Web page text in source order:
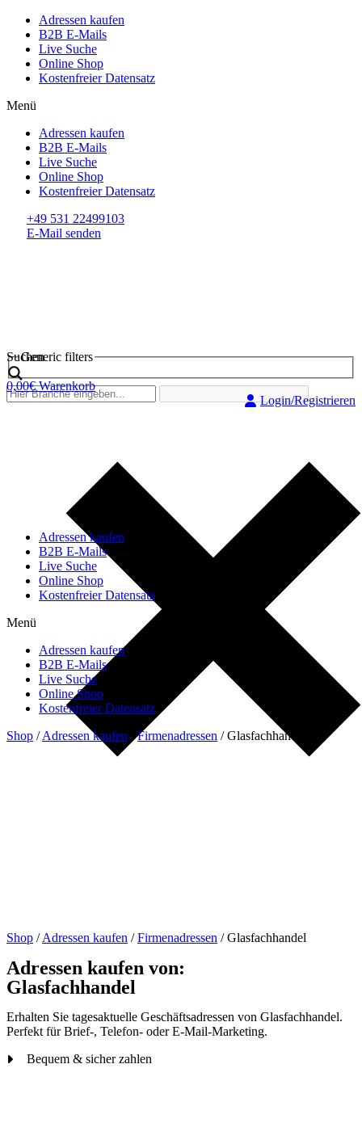
Adressen kaufen
B2B E-Mails
Live Suche
Online Shop
Kostenfreier Datensatz
Menü
Adressen kaufen
B2B E-Mails
Live Suche
Online Shop
Kostenfreier Datensatz
+49 531 22499103
E-Mail senden
Suchen
Generic filters
0,00€ Warenkorb
Login/Registrieren
Adressen kaufen
B2B E-Mails
Live Suche
Online Shop
Kostenfreier Datensatz
Menü
Adressen kaufen
B2B E-Mails
Live Suche
Online Shop
Kostenfreier Datensatz
Shop /Adressen kaufen /Firmenadressen /Glasfachhandel
Shop /Adressen kaufen /Firmenadressen /Glasfachhandel
Adressen kaufen von:
Glasfachhandel
Erhalten Sie tagesaktuelle Geschäftsadressen von Glasfachhandel.
Perfekt für Brief-, Telefon- oder E-Mail-Marketing.
Bequem & sicher zahlen